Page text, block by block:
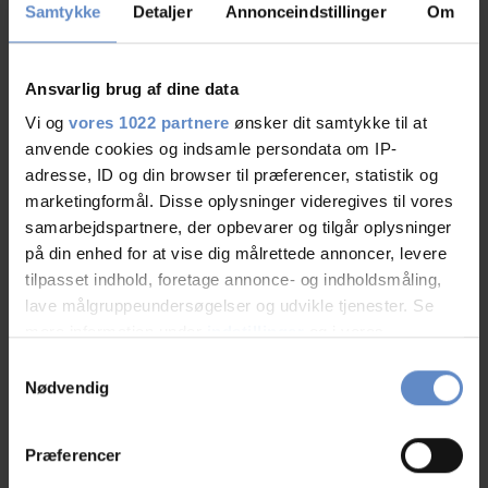
Samtykke Detaljer Annonceindstillinger Om
Ansvarlig brug af dine data
Vi og vores 1022 partnere ønsker dit samtykke til at
anvende cookies og indsamle persondata om IP-
adresse, ID og din browser til præferencer, statistik og
marketingformål. Disse oplysninger videregives til vores
samarbejdspartnere, der opbevarer og tilgår oplysninger
på din enhed for at vise dig målrettede annoncer, levere
tilpasset indhold, foretage annonce- og indholdsmåling,
lave målgruppeundersøgelser og udvikle tjenester. Se
tilbage eller ændre indstillinger fra vores
"Cookiedeklaration", eller ved at trykke på "Privacy
Nødvendig
Præferencer
Catering 8,50 out of 10
Cleanliness
Location 10,00 out of 10
Value for money 9,58 out of 10